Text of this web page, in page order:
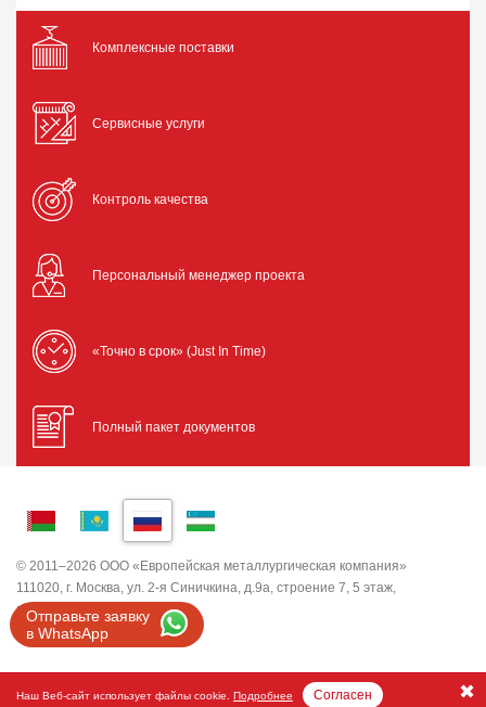
Отправьте заявку
в WhatsApp
Комплексные поставки
Сервисные услуги
Контроль качества
Персональный менеджер проекта
«Точно в срок» (Just In Time)
Полный пакет документов
© 2011–2026 ООО «Европейская металлургическая компания»
111020, г. Москва, ул. 2-я Синичкина, д.9а, строение 7, 5 этаж,
помещение I, комната 5
ИНН 7743820503 ООО "ЕМК"
Наш Веб-сайт использует файлы cookie. Подробнее Согласен